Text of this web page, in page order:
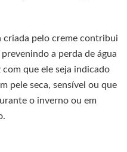
pelo creme contribui
a perda de água
que ele seja indicado
pele seca, sensível ou que
o inverno ou em